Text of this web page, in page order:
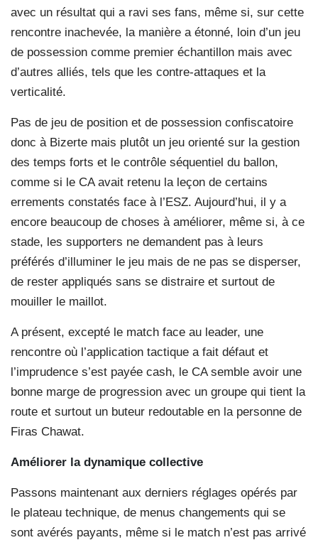
avec un résultat qui a ravi ses fans, même si, sur cette
rencontre inachevée, la manière a étonné, loin d’un jeu
de possession comme premier échantillon mais avec
d’autres alliés, tels que les contre-attaques et la
verticalité.
Pas de jeu de position et de possession confiscatoire
donc à Bizerte mais plutôt un jeu orienté sur la gestion
des temps forts et le contrôle séquentiel du ballon,
comme si le CA avait retenu la leçon de certains
errements constatés face à l’ESZ. Aujourd’hui, il y a
encore beaucoup de choses à améliorer, même si, à ce
stade, les supporters ne demandent pas à leurs
préférés d’illuminer le jeu mais de ne pas se disperser,
de rester appliqués sans se distraire et surtout de
mouiller le maillot.
A présent, excepté le match face au leader, une
rencontre où l’application tactique a fait défaut et
l’imprudence s’est payée cash, le CA semble avoir une
bonne marge de progression avec un groupe qui tient la
route et surtout un buteur redoutable en la personne de
Firas Chawat.
Améliorer la dynamique collective
Passons maintenant aux derniers réglages opérés par
le plateau technique, de menus changements qui se
sont avérés payants, même si le match n’est pas arrivé